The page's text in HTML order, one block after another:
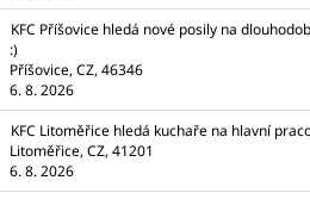
KFC Příšovice hledá nové posily na
:)
Příšovice, CZ, 46346
6. 8. 2026
KFC Litoměřice hledá kuchaře na hlavní
Litoměřice, CZ, 41201
6. 8. 2026